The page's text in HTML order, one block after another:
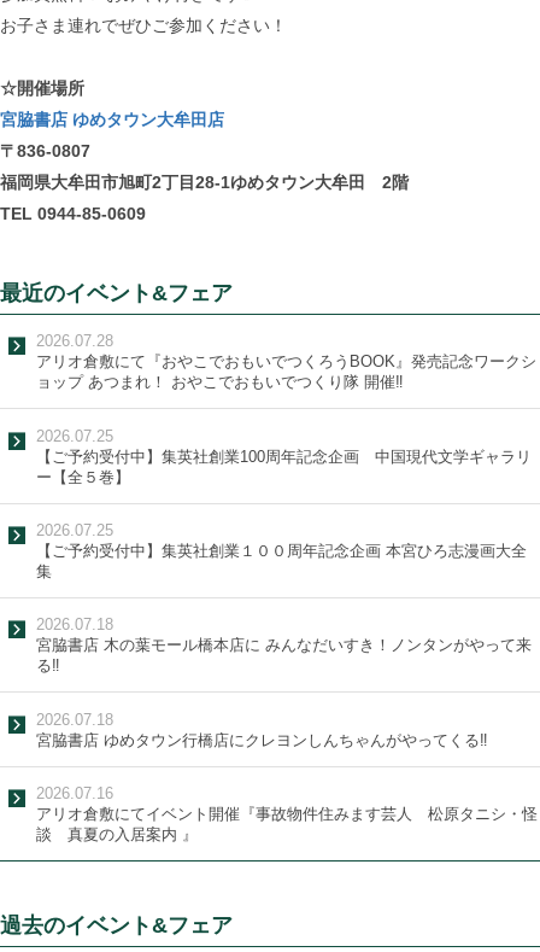
お子さま連れでぜひご参加ください！
☆開催場所
宮脇書店 ゆめタウン大牟田店
〒836-0807
福岡県大牟田市旭町2丁目28-1ゆめタウン大牟田 2階
TEL 0944-85-0609
最近のイベント&フェア
2026.07.28
アリオ倉敷にて『おやこでおもいでつくろうBOOK』発売記念ワークシ
ョップ あつまれ！ おやこでおもいでつくり隊 開催‼
2026.07.25
【ご予約受付中】集英社創業100周年記念企画 中国現代文学ギャラリ
ー【全５巻】
2026.07.25
【ご予約受付中】集英社創業１００周年記念企画 本宮ひろ志漫画大全
集
2026.07.18
宮脇書店 木の葉モール橋本店に みんなだいすき！ノンタンがやって来
る‼
2026.07.18
宮脇書店 ゆめタウン行橋店にクレヨンしんちゃんがやってくる‼
2026.07.16
アリオ倉敷にてイベント開催『事故物件住みます芸人 松原タニシ・怪
談 真夏の入居案内 』
過去のイベント&フェア